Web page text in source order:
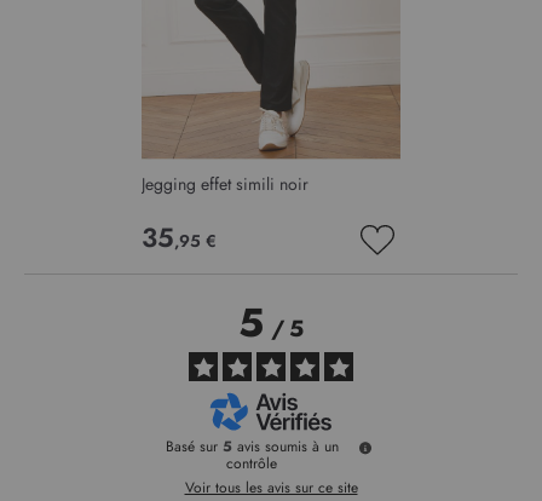
Jegging effet simili noir
35,95 €
5/5
Basé sur 5 avis soumis à un
contrôle
Voir tous les avis sur ce site